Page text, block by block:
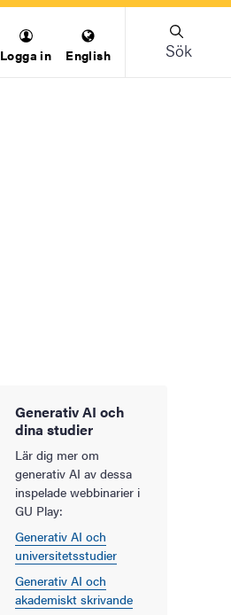
Logga in English Sök
Generativ AI och
dina studier
Lär dig mer om
generativ AI av dessa
inspelade webbinarier i
GU Play:
Generativ AI och
universitetsstudier
Generativ AI och
akademiskt skrivande